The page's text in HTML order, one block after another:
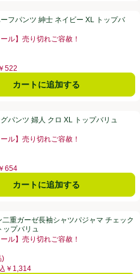
ー XL トップバリュ
。フパンツ 紳士 ネイビー XL トップバ
ール】売り切れご容赦！
522
カートに追加する
トップバリュ
。パンツ 婦人 クロ XL トップバリュ
ール】売り切れご容赦！
654
カートに追加する
パジャマ チェック M ウスクロ ト
。重ガーゼ長袖シャツパジャマ チェック
ップバリュ
ール】売り切れご容赦！
)
￥1,314